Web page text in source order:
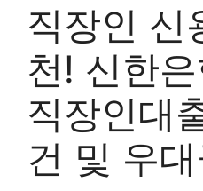
직장인 신
천! 신한
직장인대
건 및 우